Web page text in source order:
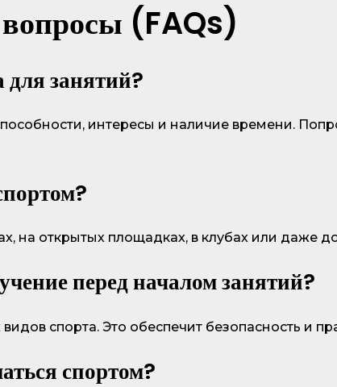
(FAQs)
для занятий?
интересы и наличие времени.
на открытых площадках, в клубах или даже
перед началом занятий?
спорта. Это обеспечит безопасность и
спортом?